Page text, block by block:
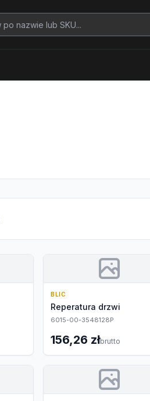
BLIC
Reperatura drzwi
6015-00-3548128P
156,26 złbrutto